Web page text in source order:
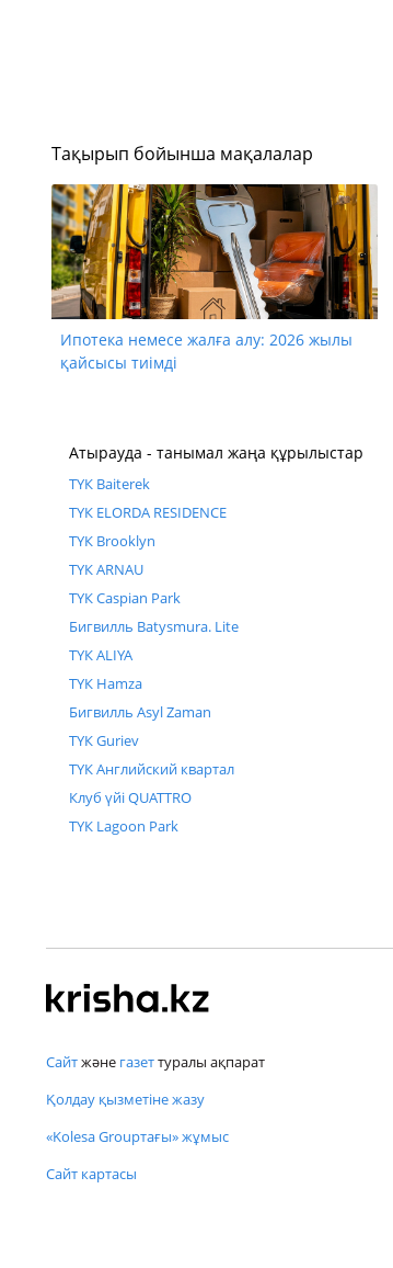
Тақырып бойынша мақалалар
Ипотека немесе жалға алу: 2026 жылы
қайсысы тиімді
Атырауда - танымал жаңа құрылыстар
ТҮК Baiterek
ТҮК ELORDA RESIDENCE
ТҮК Brooklyn
ТҮК ARNAU
ТҮК Caspian Park
Бигвилль Batysmura. Lite
ТҮК ALIYA
ТҮК Hamza
Бигвилль Asyl Zaman
ТҮК Guriev
ТҮК Английский квартал
Клуб үйі QUATTRO
ТҮК Lagoon Park
Сайтжәне газеттуралы ақпарат
Қолдау қызметіне жазу
«Kolesa Groupтағы» жұмыс
Сайт картасы